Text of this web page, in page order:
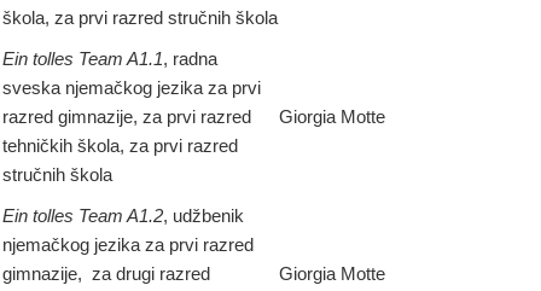
škola, za prvi razred stručnih škola
Ein tolles Team A1.1, radna
sveska njemačkog jezika za prvi
razred gimnazije, za prvi razred
tehničkih škola, za prvi razred
stručnih škola
Giorgia Motte
Ein tolles Team A1.2, udžbenik
njemačkog jezika za prvi razred
gimnazije, za drugi razred
Giorgia Motte